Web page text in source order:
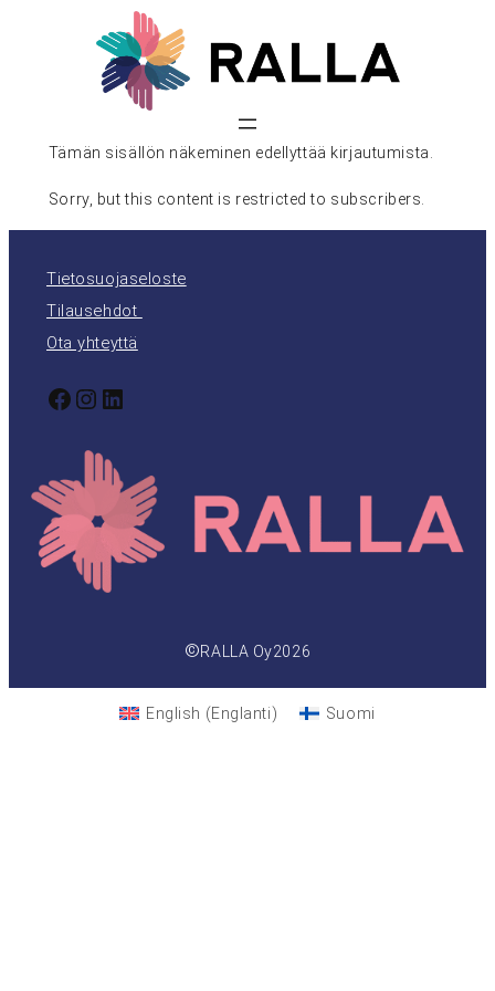
Tämän sisällön näkeminen edellyttää kirjautumista.
Sorry, but this content is restricted to subscribers.
Tietosuojaseloste
Tilausehdot
Ota yhteyttä
Facebook
Instagram
LinkedIn
©RALLA Oy2026
English (Englanti) Suomi